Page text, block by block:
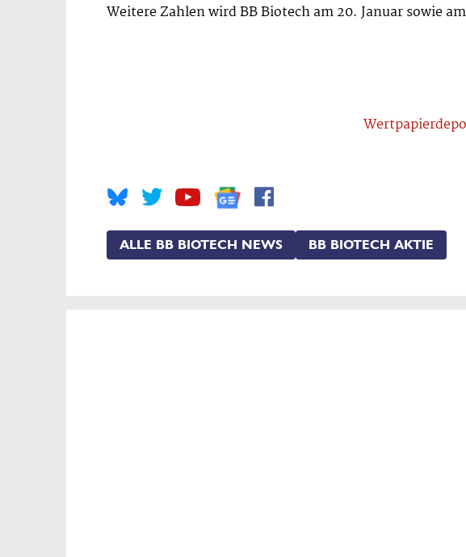
Weitere Zahlen wird BB Biotech am 20. Januar sowie
ALLE BB BIOTECH NEWS BB BIOTECH AKTIE